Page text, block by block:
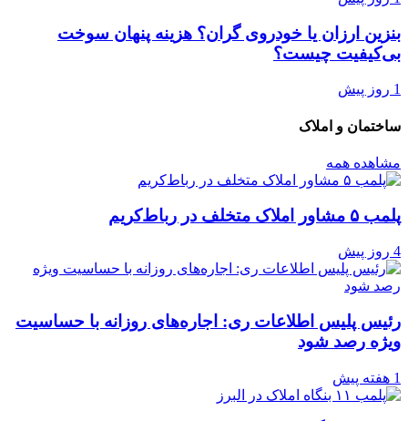
بنزین ارزان یا خودروی گران؟ هزینه پنهان سوخت
بی‌کیفیت چیست؟
1 روز پیش
ساختمان و املاک
مشاهده همه
پلمب ۵ مشاور املاک متخلف در رباط‌کریم
4 روز پیش
رئیس پلیس اطلاعات ری: اجاره‌های روزانه با حساسیت
ویژه رصد شود
1 هفته پیش